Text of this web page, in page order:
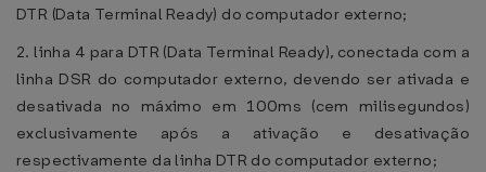
DTR (Data Terminal Ready) do computador externo;
2. linha 4 para DTR (Data Terminal Ready), conectada com a
linha DSR do computador externo, devendo ser ativada e
desativada no máximo em 100ms (cem milisegundos)
exclusivamente após a ativação e desativação
respectivamente da linha DTR do computador externo;